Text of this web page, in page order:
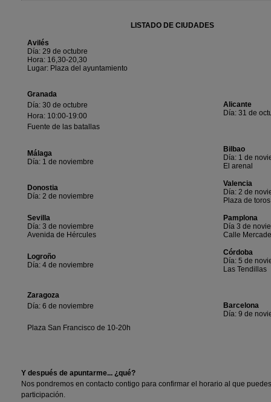
LISTADO DE CIUDADES
Avilés
Día: 29 de octubre
Hora: 16,30-20,30
Lugar: Plaza del ayuntamiento
Granada
Día: 30 de octubre
Hora: 10:00-19:00
Fuente de las batallas
Alicante
Día: 31 de
Málaga
Día: 1 de noviembre
Bilbao
Día: 1 de
El arenal
Donostia
Día: 2 de noviembre
Valencia
Día: 2 de
Plaza de toros
Sevilla
Día: 3 de noviembre
Avenida de Hércules
Pamplona
Día 3 de
Calle
Logroño
Día: 4 de noviembre
Córdoba
Día: 5 de
Las Tendillas
Zaragoza
Día: 6 de noviembre
Plaza San Francisco de 10-20h
Barcelona
Día: 9 de
Y después de apuntarme... ¿qué?
Nos pondremos en contacto contigo para confirmar el horario al que
participación.